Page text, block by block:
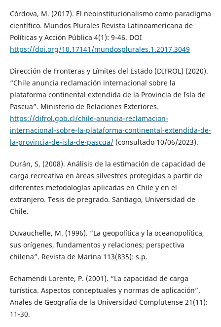
Córdova, M. (2017). El neoinstitucionalismo como paradigma
científico. Mundos Plurales Revista Latinoamericana de
Políticas y Acción Pública 4(1): 9-46. DOI
https://doi.org/10.17141/mundosplurales.1.2017.3049
Dirección de Fronteras y Límites del Estado (DIFROL) (2020).
“Chile anuncia reclamación internacional sobre la
plataforma continental extendida de la Provincia de Isla de
Pascua”. Ministerio de Relaciones Exteriores.
https://difrol.gob.cl/chile-anuncia-reclamacion-
internacional-sobre-la-plataforma-continental-extendida-de-
la-provincia-de-isla-de-pascua/(consultado 10/06/2023).
Durán, S, (2008). Análisis de la estimación de capacidad de
carga recreativa en áreas silvestres protegidas a partir de
diferentes metodologías aplicadas en Chile y en el
extranjero. Tesis de pregrado. Santiago, Universidad de
Chile.
Duvauchelle, M. (1996). “La geopolítica y la oceanopolítica,
sus orígenes, fundamentos y relaciones; perspectiva
chilena”. Revista de Marina 113(835): s.p.
Echamendi Lorente, P. (2001). “La capacidad de carga
turística. Aspectos conceptuales y normas de aplicación”.
Anales de Geografía de la Universidad Complutense 21(11):
11-30.